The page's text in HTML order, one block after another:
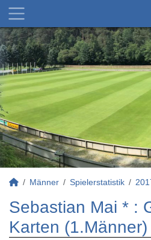
Männer Spielerstatistik
Sebastian Mai * :
Karten (1.Männer)